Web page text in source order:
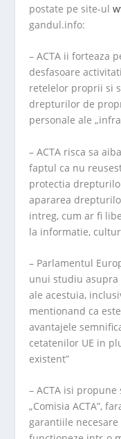
postate pe site-ul
gandul.info:
– ACTA ii forteaza
desfasoare
retelelor proprii si
drepturilor de
personale ale
– ACTA risca sa
faptul ca nu
protectia
apararea
intreg, cum ar fi
la informatie,
– Parlamentul
unui studiu asupra
ale acestuia,
mentionand ca
avantajele
cetatenilor UE in
existent”
– ACTA isi
„Comisia ACTA”,
garantiile